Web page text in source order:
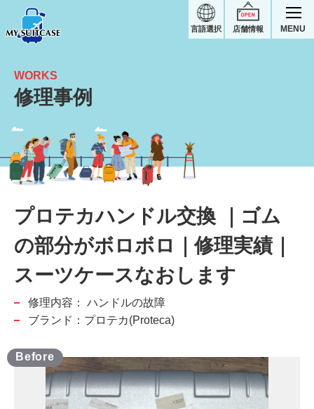
店舗情報
言語選択 MENU
ゴムの部分がボロボロ｜プロテカスーツケース修理実績
WORKS
修理事例
プロテカハンドル交換 ｜ゴム
の部分がボロボロ｜修理実績｜
スーツケースなおします
修理内容：
ハンドルの故障
ブランド：プロテカ(Proteca)